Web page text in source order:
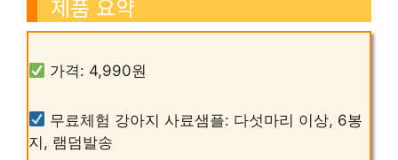
제품 요약
가격: 4,990원
무료체험 강아지 사료샘플: 다섯마리 이상, 6봉
지, 램덤발송